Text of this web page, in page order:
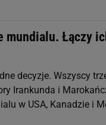
mundialu. Łączy
decyzje. Wszyscy
Irankunda i
w USA, Kanadzie i